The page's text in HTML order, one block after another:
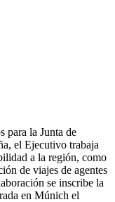
para la Junta de
el Ejecutivo trabaja
a la región, como
de viajes de agentes
se inscribe la
en Múnich el